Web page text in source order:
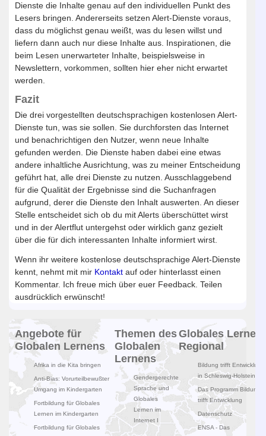
Dienste die Inhalte genau auf den individuellen Punkt des
Lesers bringen. Andererseits setzen Alert-Dienste voraus,
dass du möglichst genau weißt, was du lesen willst und
liefern dann auch nur diese Inhalte aus. Inspirationen, die
beim Lesen unerwarteter Inhalte, beispielsweise in
Newslettern, vorkommen, sollten hier eher nicht erwartet
werden.
Fazit
Die drei vorgestellten deutschsprachigen kostenlosen Alert-
Dienste tun, was sie sollen. Sie durchforsten das Internet
und benachrichtigen den Nutzer, wenn neue Inhalte
gefunden werden. Die Dienste haben dabei eine etwas
andere inhaltliche Ausrichtung, was zu meiner Entscheidung
geführt hat, alle drei Dienste zu nutzen. Ausschlaggebend
für die Qualität der Ergebnisse sind die Suchanfragen
aufgrund, derer die Dienste den Inhalt auswerten. An dieser
Stelle entscheidet sich ob du mit Alerts überschüttet wirst
und in der Alertflut untergehst oder wirklich ganz gezielt
über die für dich interessanten Inhalte informiert wirst.
Wenn ihr weitere kostenlose deutschsprachige Alert-Dienste
kennt, nehmt mit mir Kontakt auf oder hinterlasst einen
Kommentar. Ich freue mich über euer Feedback. Teilen
ausdrücklich erwünscht!
Angebote für
Globalen Lernens
Afrika in die Kita bringen
Anti-Bias: Vorurteilbewußter
Umgang im Kindergarten
Fortbildung für Globales
Lernen im Kindergarten
Fortbildung für Globales
Themen des
Globalen
Lernens
Gendergerechte
Sprache und
Globales
Lernen im
Internet I
Globales Lernen
Regional
Bildung trifft Entwicklung
in Schleswig-Holstein
Das Programm Bildung
trifft Entwicklung
Datenschutz
ENSA - Das